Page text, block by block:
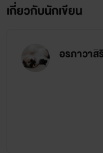
เกี่ยวกับนักเขียน